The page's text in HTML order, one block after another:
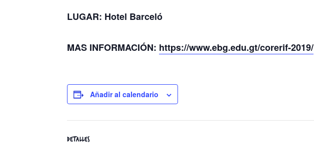
LUGAR: Hotel Barceló
MAS INFORMACIÓN: https://www.ebg.edu.gt/corerif-2019/
Añadir al calendario
DETALLES